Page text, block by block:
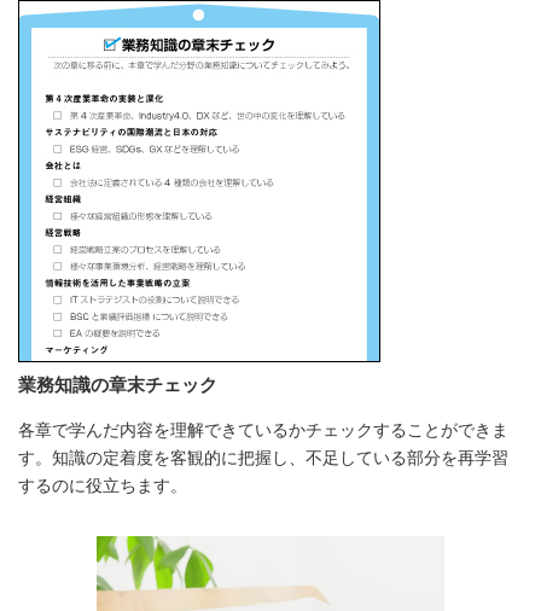
業務知識の章末チェック
各章で学んだ内容を理解できているかチェックすることができま
す。知識の定着度を客観的に把握し、不足している部分を再学習
するのに役立ちます。